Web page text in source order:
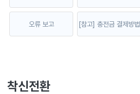
오류 보고 [참고] 충전금 결제방법
착신전환